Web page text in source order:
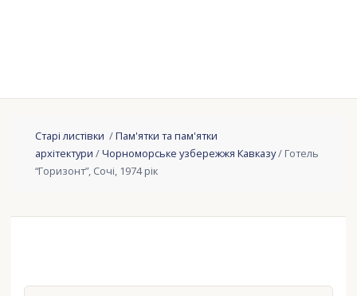
Старі листівки /Пам'ятки та пам'ятки
архітектури /Чорноморське узбережжя Кавказу/ Готель
“Горизонт”, Сочі, 1974 рік